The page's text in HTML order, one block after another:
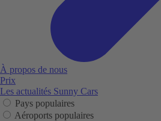
À propos de nous
Prix
Les actualités Sunny Cars
Pays populaires
Aéroports populaires